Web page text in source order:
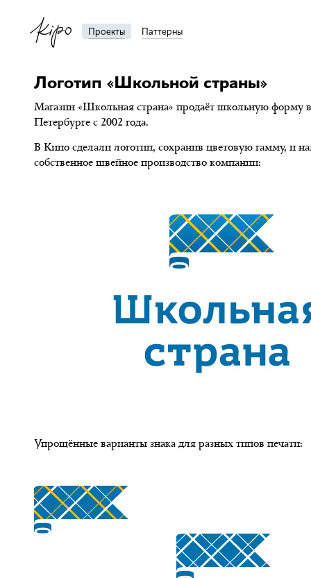
Проекты Паттерны
Логотип «Школьной страны»
Магазин «Школьная страна» продаёт школьную форму
Петербурге с 2002 года.
В Кипо сделали логотип, сохранив цветовую гамму, и
собственное швейное производство компании:
Упрощённые варианты знака для разных типов печати: